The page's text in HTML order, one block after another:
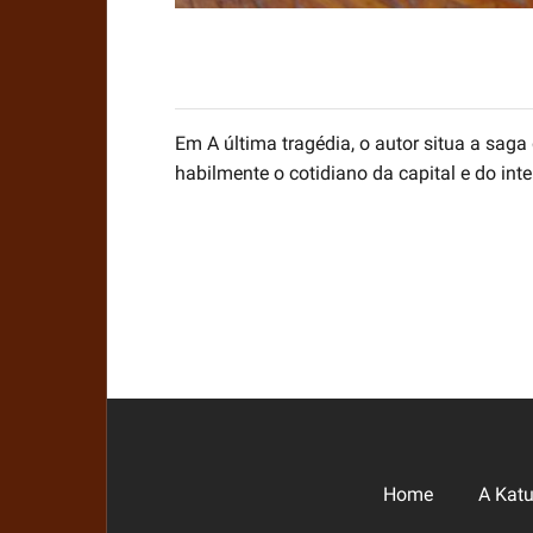
Em A última tragédia, o autor situa a
habilmente o cotidiano da capital e do
Home A